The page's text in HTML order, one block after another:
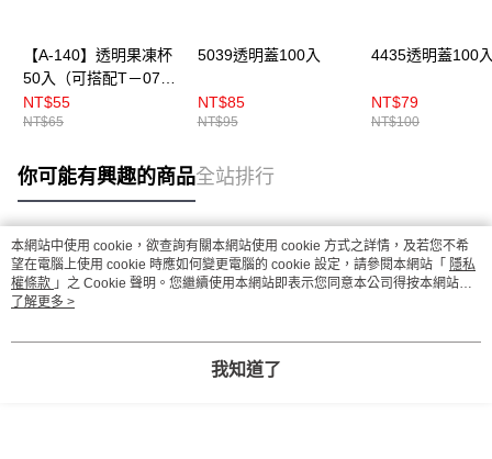
【A-140】透明果凍杯
50入（可搭配T－075
透明蓋）
NT$55
NT$65
5039透明蓋100入
NT$85
NT$95
4435透明蓋100
NT$79
NT$100
你可能有興趣的商品全站排行
熱門標籤
本網站中使用 cookie，欲查詢有關本網站使用 cookie 方式之詳情，及若您不希
望在電腦上使用 cookie 時應如何變更電腦的 cookie 設定，請參閱本網站「 隱私
權條款 」之 Cookie 聲明。您繼續使用本網站即表示您同意本公司得按本網站使
用條款之 Cookie 聲明使用 cookie。
了解更多 >
我知道了